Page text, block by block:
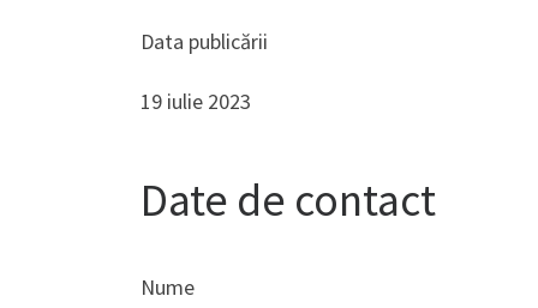
Data publicării
19 iulie 2023
Date de contact
Nume